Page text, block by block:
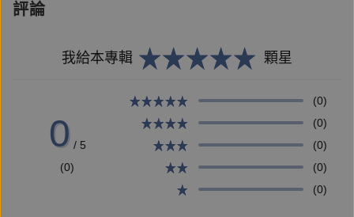
評論
我給本專輯 顆星
0 / 5
(0)
(0)
(0)
(0)
(0)
(0)